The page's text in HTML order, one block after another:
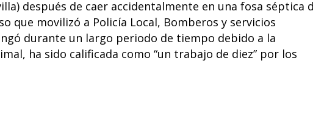
después de caer accidentalmente en una fosa séptica
que movilizó a Policía Local, Bomberos y servicios
durante un largo periodo de tiempo debido a la
ha sido calificada como “un trabajo de diez” por los